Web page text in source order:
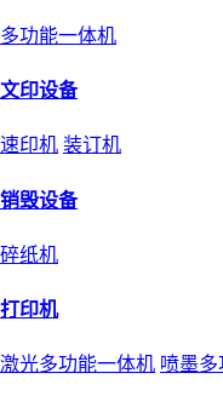
多功能一体机
文印设备
速印机 装订机
销毁设备
碎纸机
打印机
激光多功能一体机 喷墨